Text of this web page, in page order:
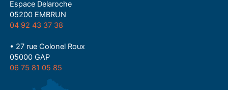
Espace Delaroche
05200 EMBRUN
04 92 43 37 38
• 27 rue Colonel Roux
05000 GAP
06 75 81 05 85